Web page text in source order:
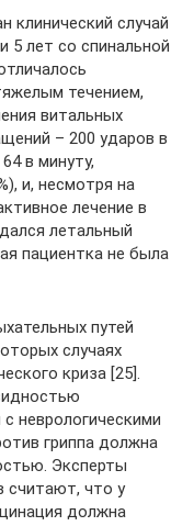
клинический случай
5 лет со спинальной
течением,
витальных
– 200 ударов в
в минуту,
и, несмотря на
лечение в
летальный
пациентка не была
путей
случаях
криза [25].
неврологическими
гриппа должна
Эксперты
считают, что у
должна